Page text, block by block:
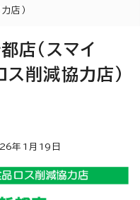
店）
店（スマイ
削減協力店）
年1月 19 日